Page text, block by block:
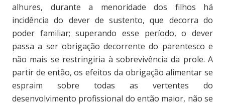
alhures, durante a menoridade dos filhos há
incidência do dever de sustento, que decorra do
poder familiar; superando esse período, o dever
passa a ser obrigação decorrente do parentesco e
não mais se restringiria à sobrevivência da prole. A
partir de então, os efeitos da obrigação alimentar se
espraim sobre todas as vertentes do
desenvolvimento profissional do então maior, não se